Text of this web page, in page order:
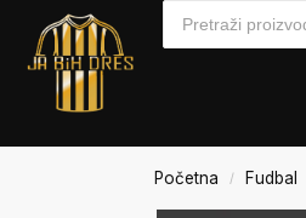
Početna / Fudbal